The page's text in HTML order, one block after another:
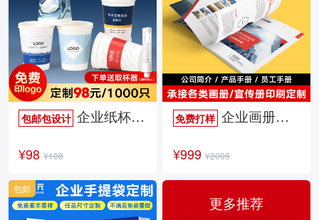
包邮包设计 企业纸杯定制
¥98 ¥108
免费打样企业画册定制
¥999 ¥2009
包邮
更多推荐